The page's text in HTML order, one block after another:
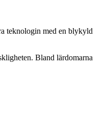
teknologin med en blykyld
Bland lärdomarna